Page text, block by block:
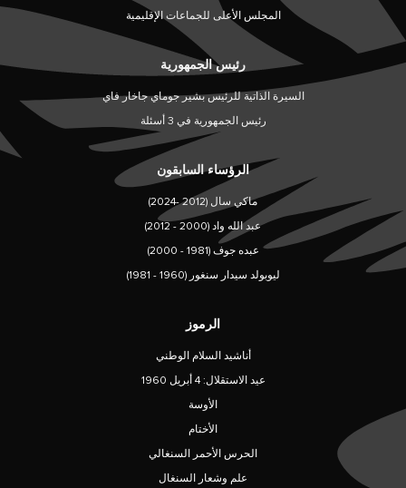
المجلس الأعلى للجماعات الإقليمية
رئيس الجمهورية
السيرة الذاتية للرئيس بشير جوماي جاخار فاي
رئيس الجمهورية في 3 أسئلة
الرؤساء السابقون
ماكي سال (2012 -2024)
عبد الله واد (2000 - 2012)
عبده جوف (1981 - 2000)
ليوبولد سيدار سنغور (1960 - 1981)
الرموز
أناشيد السلام الوطني
عيد الاستقلال: 4 أبريل 1960
الأوسة
الأختام
الحرس الأحمر السنغالي
علم وشعار السنغال